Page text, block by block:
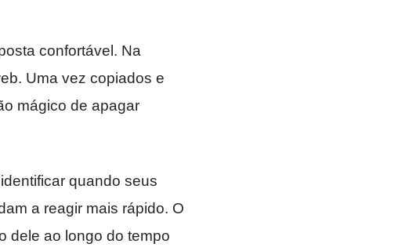
confortável. Na
Uma vez copiados e
mágico de apagar
quando seus
a reagir mais rápido. O
dele ao longo do tempo